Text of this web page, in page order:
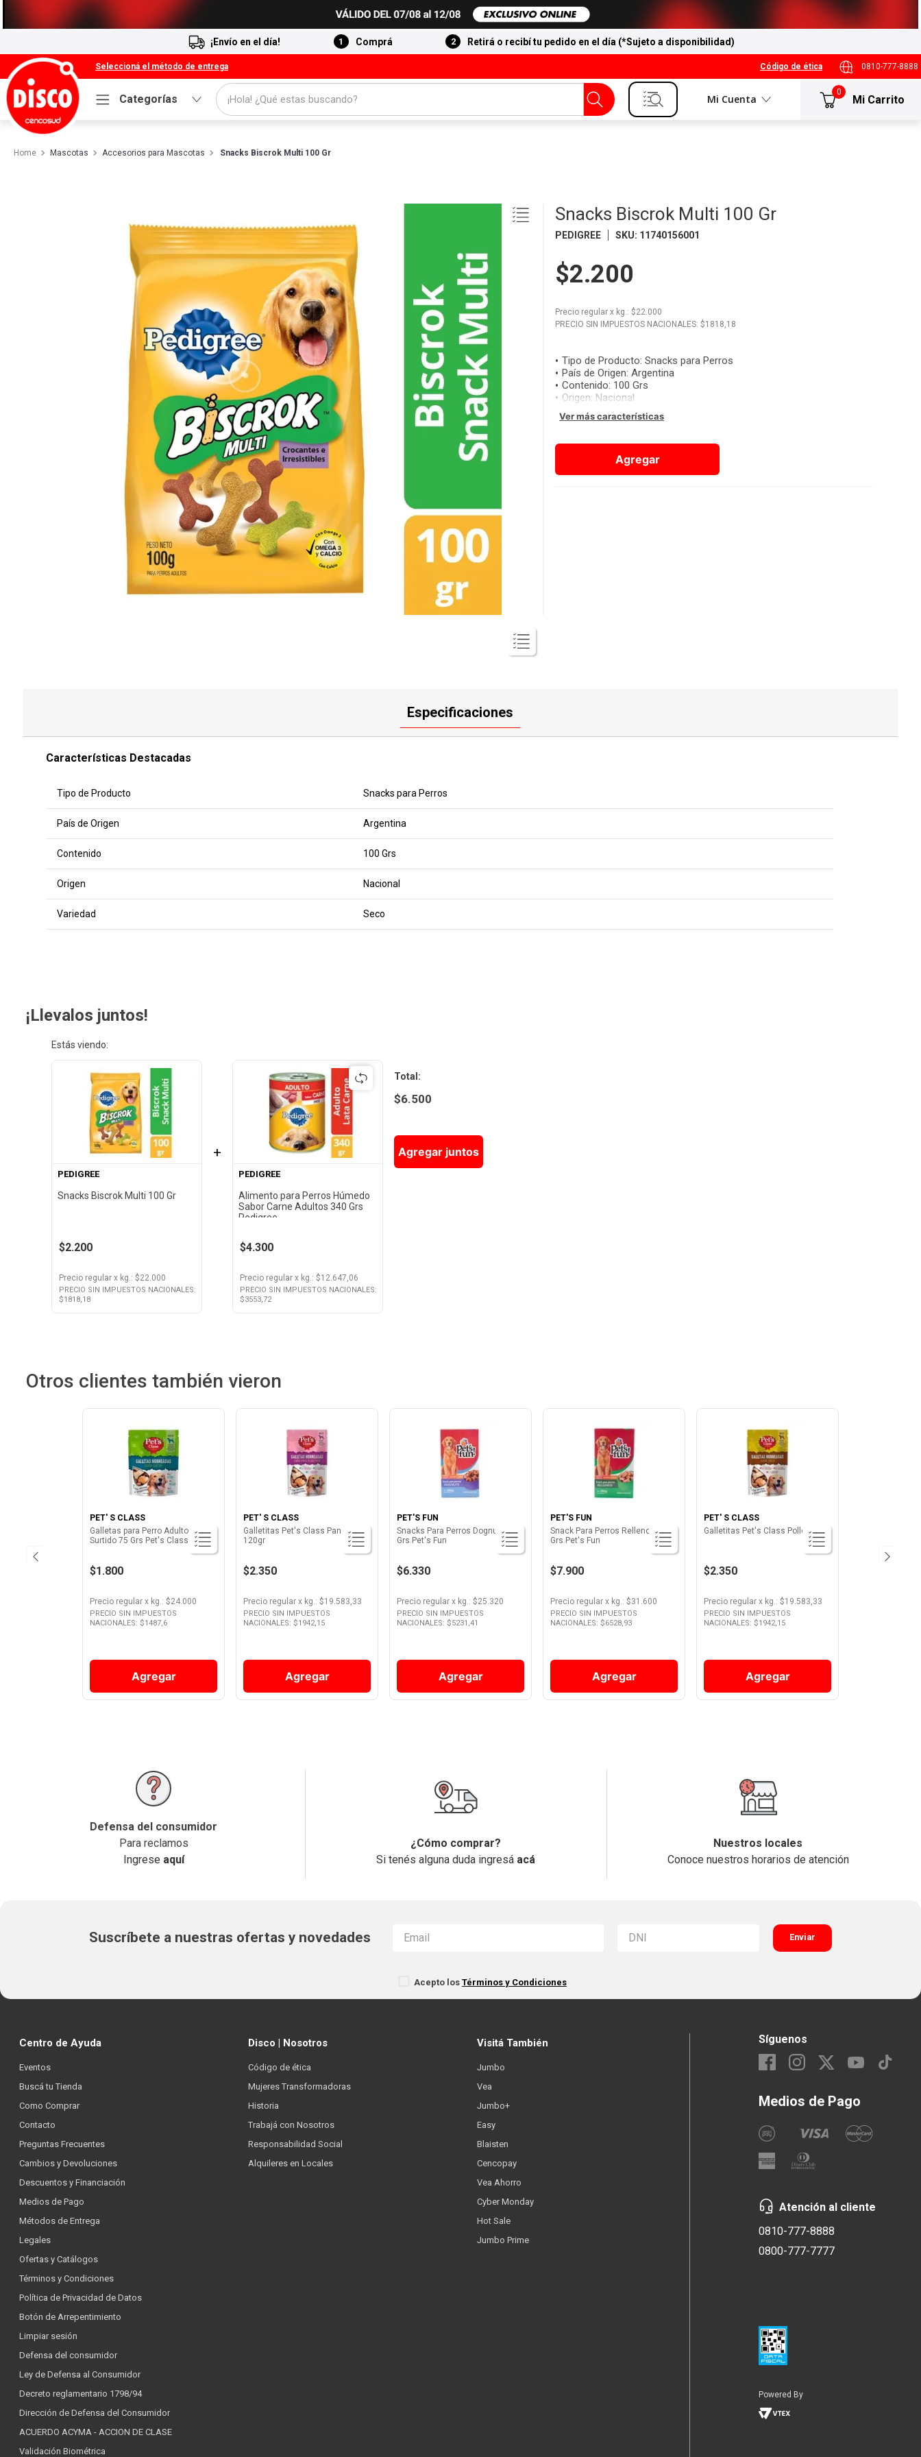
¡Envío en el día! Comprá Retirá o recibí tu pedido en el día (*Sujeto a disponibilidad)
Seleccioná el método de entrega Código de ética 0810-777-8888
Categorías
¡Hola! ¿Qué estas buscando?
Mi Cuenta
0
Mascotas Accesorios para Mascotas Snacks Biscrok Multi 100 Gr
Snacks Biscrok Multi 100 Gr
PEDIGREE SKU: 11740156001
$2.200
Precio regular x kg.: $22.000
PRECIO SIN IMPUESTOS NACIONALES: $1818,18
Tipo de Producto:Snacks para Perros
País de Origen:Argentina
Contenido: 100 Grs
Origen: Nacional
Ver más características
Agregar
Especificaciones
Características Destacadas
Tipo de Producto Snacks para Perros
País de Origen Argentina
Contenido 100 Grs
Origen Nacional
Variedad Seco
¡Llevalos juntos!
Estás viendo:
PEDIGREE
Snacks Biscrok Multi 100 Gr
$2.200
Precio regularx kg. : $22.000
PRECIO SIN IMPUESTOS NACIONALES:
$1818,18
+
PEDIGREE
Alimento para Perros Húmedo
Sabor Carne Adultos 340 Grs
Pedigree
$4.300
Precio regularx kg. : $12.647,06
PRECIO SIN IMPUESTOS NACIONALES:
$3553,72
Total :
$6.500
Agregar juntos
Otros clientes también vieron
PET' S CLASS
Galletas para Perro Adulto Sabor
Surtido 75 Grs Pet's Class
$1.800
Precio regular x kg.: $24.000
PRECIO SIN IMPUESTOS
NACIONALES: $1487,6
Agregar
PET' S CLASS
Galletitas Pet's Class Panceta
120gr
$2.350
Precio regular x kg.: $19.583,33
PRECIO SIN IMPUESTOS
NACIONALES: $1942,15
Agregar
PET'S FUN
Snacks Para Perros Dognuts 250
Grs Pet's Fun
$6.330
Precio regular x kg.: $25.320
PRECIO SIN IMPUESTOS
NACIONALES: $5231,41
Agregar
PET'S FUN
Snack Para Perros Rellenos 250
Grs Pet's Fun
$7.900
Precio regular x kg.: $31.600
PRECIO SIN IMPUESTOS
NACIONALES: $6528,93
Agregar
PET' S CLASS
Galletitas Pet's Class Pollo 120gr
$2.350
Precio regular x kg.: $19.583,33
PRECIO SIN IMPUESTOS
NACIONALES: $1942,15
Agregar
Defensa del consumidor
Para reclamos
Ingrese aquí
¿Cómo comprar?
Si tenés alguna duda ingresá acá
Nuestros locales
Conoce nuestros horarios de atención
Suscríbete a nuestras ofertas y novedades Enviar
Acepto losTérminos y Condiciones
Centro de Ayuda
Eventos
Buscá tu Tienda
Como Comprar
Contacto
Preguntas Frecuentes
Cambios y Devoluciones
Descuentos y Financiación
Medios de Pago
Métodos de Entrega
Legales
Ofertas y Catálogos
Términos y Condiciones
Política de Privacidad de Datos
Botón de Arrepentimiento
Limpiar sesión
Defensa del consumidor
Ley de Defensa al Consumidor
Decreto reglamentario 1798/94
Dirección de Defensa del Consumidor
ACUERDO ACYMA - ACCION DE CLASE
Validación Biométrica
Disco | Nosotros
Código de ética
Mujeres Transformadoras
Historia
Trabajá con Nosotros
Responsabilidad Social
Alquileres en Locales
Visitá También
Jumbo
Vea
Jumbo+
Easy
Blaisten
Cencopay
Vea Ahorro
Cyber Monday
Hot Sale
Jumbo Prime
Síguenos
Medios de Pago
Atención al cliente
0810-777-8888
0800-777-7777
Powered By
1.
Cafe
4.
Cerveza
5.
Carne
6.
Yerba
7.
Queso
8.
Fideos
9.
Chocolate
10. Nestle Classic